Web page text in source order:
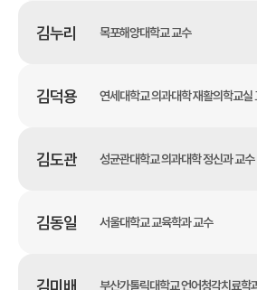
김누리 목포해양대학교 교수
김덕용 연세대학교 의과대학 재활의학교실
김도관 성균관대학교 의과대학 정신과 교수
김동일 서울대학교 교육학과 교수
김미배 부산가톨릭대학교 언어청각치료학